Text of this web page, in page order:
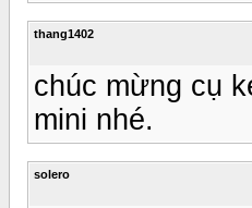
thang1402
chúc mừng cụ
mini nhé.
solero